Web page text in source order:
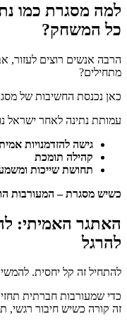
למה מסגרת כמו
כל המשחק?
הרבה אנשים רוצים
מתחילים?
כאן נכנסת החשיבות של
עמותת נתינה לאחר ישראל
גישה להזדמנויות
קהילה תומכת
תחושת שייכות
כשיש מסגרת – המעורבות
האתגר האמיתי:
להרגל
להתחיל זה קל יחסית.
כדי שמעורבות חברתית
זה קורה כשיש חיבור רגשי,